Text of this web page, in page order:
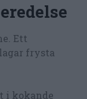
Ett
frysta
i kokande